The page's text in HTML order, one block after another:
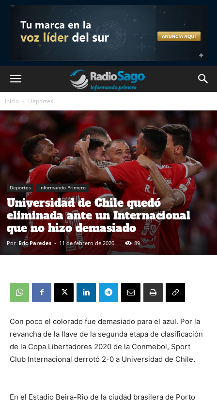
Inicio Deportes
Deportes Informando Primero
Universidad de Chile quedó
eliminada ante un Internacional
que no hizo demasiado
Por Eric Paredes - 11 de febrero de 2020 89
Con poco el colorado fue demasiado para el azul. Por la
revancha de la llave de la segunda etapa de clasificación
de la Copa Libertadores 2020 de la Conmebol, Sport
Club Internacional derrotó 2-0 a Universidad de Chile.
En el Estadio Beira-Rio de la ciudad brasilera de Porto